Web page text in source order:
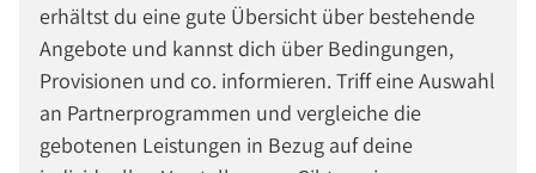
erhältst du eine gute Übersicht über bestehende
Angebote und kannst dich über Bedingungen,
Provisionen und co. informieren. Triff eine Auswahl
an Partnerprogrammen und vergleiche die
gebotenen Leistungen in Bezug auf deine